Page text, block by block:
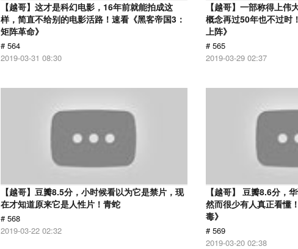
【越哥】这才是科幻电影，16年前就能拍成这
样，简直不给别的电影活路！速看《黑客帝国3：
矩阵革命》
# 564
2019-03-31 08:30
【越哥】一部称得上伟
概念再过50年也不过时
上阵》
# 565
2019-03-29 02:37
【越哥】豆瓣8.5分，小时候看以为它是禁片，现
在才知道原来它是人性片！青蛇
# 568
2019-03-22 02:32
【越哥】 豆瓣8.6分，
然而很少有人真正看懂
毒》
# 569
2019-03-20 02:38